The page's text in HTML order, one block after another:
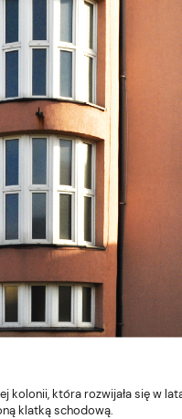
kolonii, która rozwijała się w
klatką schodową.